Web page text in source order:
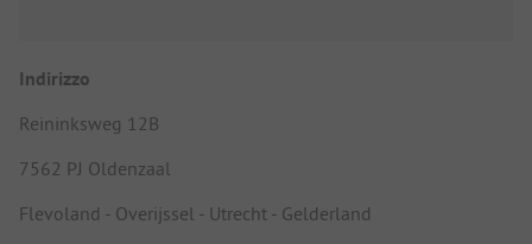
Indirizzo
Reininksweg 12B
7562 PJ Oldenzaal
Flevoland - Overijssel - Utrecht - Gelderland